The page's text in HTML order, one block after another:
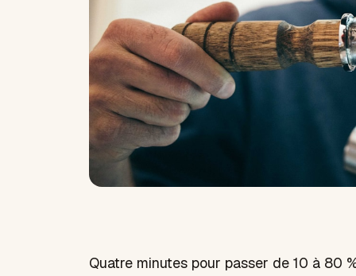
Quatre minutes pour passer de 10 à 80